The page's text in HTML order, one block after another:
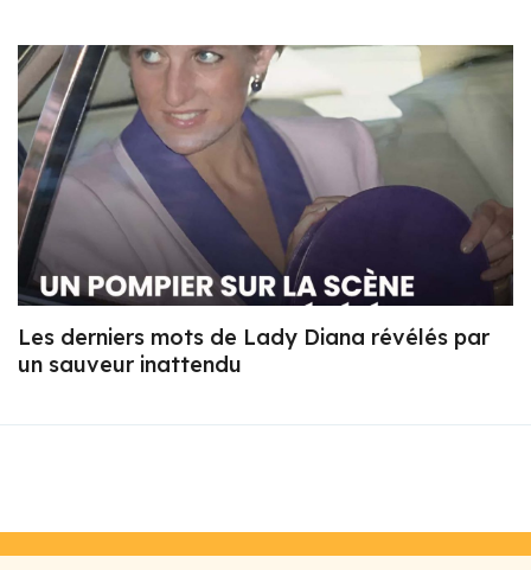
Les derniers mots de Lady Diana révélés par
un sauveur inattendu